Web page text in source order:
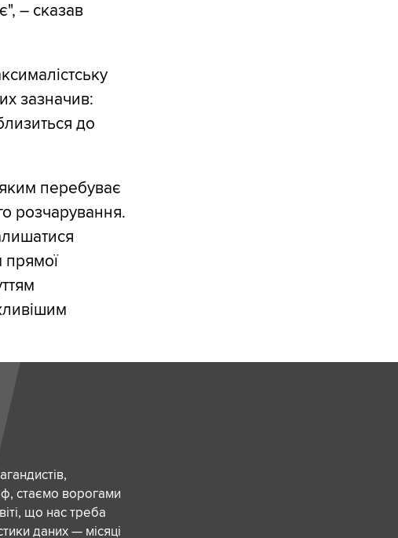
– сказав
зазначив:
до
перебуває
розчарування.
прямої
стаємо ворогами
що нас треба
даних — місяці